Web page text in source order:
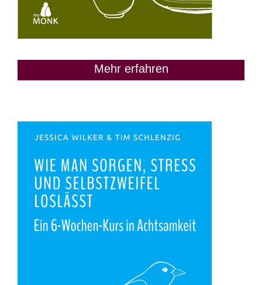
Mehr erfahren